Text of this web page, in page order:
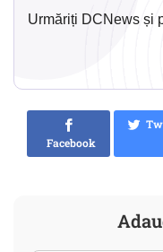
Urmăriți DCNews și
Facebook